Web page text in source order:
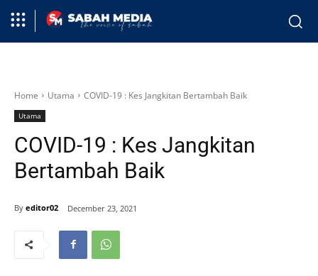
Home Utama COVID-19 : Kes Jangkitan Bertambah Baik
Utama
COVID-19 : Kes Jangkitan
Bertambah Baik
By editor02 December 23, 2021